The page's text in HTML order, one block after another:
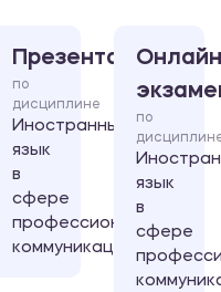
Презентация
по
дисциплине
Иностранный
язык
в
сфере
профессиональной
коммуникации
по
язык
в
сфере